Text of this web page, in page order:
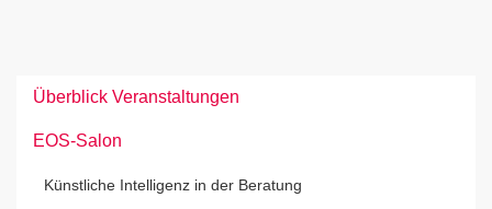
Überblick Veranstaltungen
EOS-Salon
Künstliche Intelligenz in der Beratung